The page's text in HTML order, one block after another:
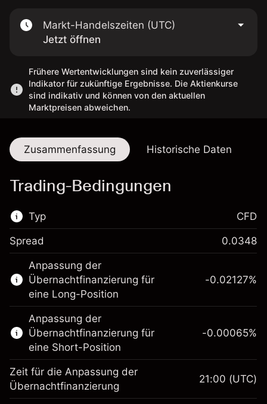
Markt-Handelszeiten (UTC)
Jetzt öffnen
Frühere Wertentwicklungen sind kein zuverlässiger
Indikator für zukünftige Ergebnisse. Die Aktienkurse
sind indikativ und können von den aktuellen
Marktpreisen abweichen.
Zusammenfassung Historische Daten
Trading-Bedingungen
Typ
Dieser Finanzmarkt steht für das CFD-
Trading zur Verfügung.
Erfahren Sie mehr über:
CFDs
CFD
Spread 0.0348
Anpassung der
Übernachtfinanzierung für
eine Long-Position
Margin. Ihre Investition
£1,000.00
-0.02127%
Anpassung der
Übernachtfinanzierung für
eine Short-Position
-0.00065%
Zeit für die Anpassung der
Übernachtfinanzierung
21:00 (UTC)